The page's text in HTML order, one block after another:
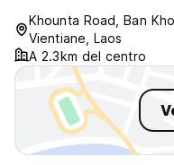
Khounta Road, Ban
Vientiane, Laos
A 2.3km del centro